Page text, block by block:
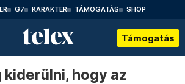
G7 KARAKTER TÁMOGATÁS SHOP
Támogatás
hogy az